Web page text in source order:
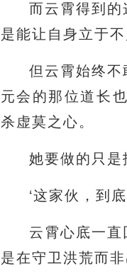
而云霄得到
是能让自身立于不
但云霄始终
元会的那位道长
杀虚莫之心。
她要做的只是
‘这家伙，到
云霄心底一
是在守卫洪荒而非